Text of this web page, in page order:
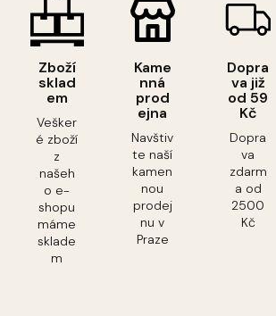
Zboží
sklad
em
Vešker
é zboží
z
našeh
o e-
shopu
máme
sklade
m
Kame
nná
prod
ejna
Navštiv
te naší
kamen
nou
prodej
nu v
Praze
Dopra
va již
od 59
Kč
Dopra
va
zdarm
a od
2500
Kč